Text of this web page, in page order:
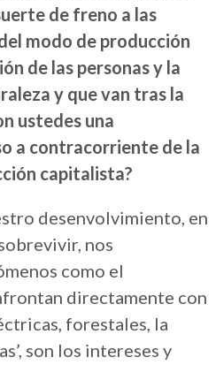
de freno a las
modo de producción
de las personas y la
y que van tras la
ustedes una
a contracorriente de la
capitalista?
desenvolvimiento, en
nos
como el
directamente con
forestales, la
son los intereses y